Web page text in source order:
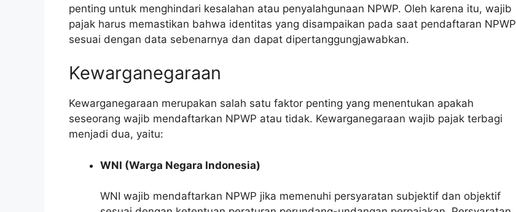
penting untuk menghindari kesalahan atau penyalahgunaan NPWP. Oleh karena itu, wajib
pajak harus memastikan bahwa identitas yang disampaikan pada saat pendaftaran NPWP
sesuai dengan data sebenarnya dan dapat dipertanggungjawabkan.
Kewarganegaraan
Kewarganegaraan merupakan salah satu faktor penting yang menentukan apakah
seseorang wajib mendaftarkan NPWP atau tidak. Kewarganegaraan wajib pajak terbagi
menjadi dua, yaitu:
WNI (Warga Negara Indonesia)
WNI wajib mendaftarkan NPWP jika memenuhi persyaratan subjektif dan objektif